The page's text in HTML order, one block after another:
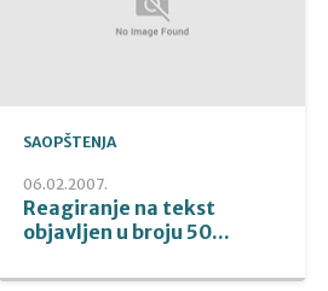
SAOPŠTENJA
06.02.2007.
Reagiranje na tekst
objavljen u broju 50...